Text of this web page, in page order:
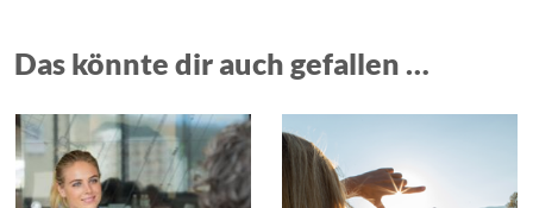
Das könnte dir auch gefallen …